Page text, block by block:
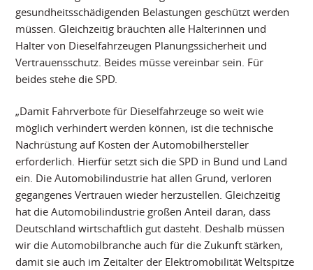
gesundheitsschädigenden Belastungen geschützt werden
müssen. Gleichzeitig bräuchten alle Halterinnen und
Halter von Dieselfahrzeugen Planungssicherheit und
Vertrauensschutz. Beides müsse vereinbar sein. Für
beides stehe die SPD.
„Damit Fahrverbote für Dieselfahrzeuge so weit wie
möglich verhindert werden können, ist die technische
Nachrüstung auf Kosten der Automobilhersteller
erforderlich. Hierfür setzt sich die SPD in Bund und Land
ein. Die Automobilindustrie hat allen Grund, verloren
gegangenes Vertrauen wieder herzustellen. Gleichzeitig
hat die Automobilindustrie großen Anteil daran, dass
Deutschland wirtschaftlich gut dasteht. Deshalb müssen
wir die Automobilbranche auch für die Zukunft stärken,
damit sie auch im Zeitalter der Elektromobilität Weltspitze